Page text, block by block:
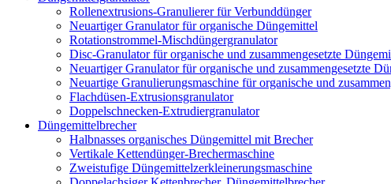
Rollenextrusions-Granulierer für Verbunddünger
Neuartiger Granulator für organische Düngemittel
Rotationstrommel-Mischdüngergranulator
Disc-Granulator für organische und zusammengesetzte
Neuartiger Granulator für organische und zusammengesetzte
Neuartige Granulierungsmaschine für organische und
Flachdüsen-Extrusionsgranulator
Doppelschnecken-Extrudiergranulator
Düngemittelbrecher
Halbnasses organisches Düngemittel mit Brecher
Vertikale Kettendünger-Brechermaschine
Zweistufige Düngemittelzerkleinerungsmaschine